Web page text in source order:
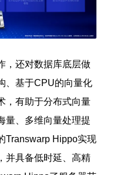
，还对数据库底层做
、基于CPU的向量化
，有助于分布式向量
量、多维向量处理提
Transwarp Hippo实现
并具备低时延、高精